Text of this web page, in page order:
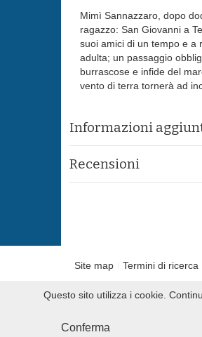
Questo sito utilizza i cookie.
Conferma
Mimì Sannazzaro, dopo
ragazzo: San Giovanni a
suoi amici di un tempo e a
adulta; un passaggio
burrascose e infide del
vento di terra tornerà ad
Informazioni
Recensioni
Site map Termini di ricerca